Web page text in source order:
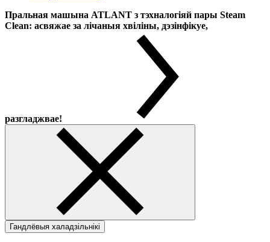
Пральная машына ATLANT з тэхналогіяй пары Steam
Clean: асвяжае за лічаныя хвіліны, дэзінфікуе,
разгладжвае!
Гандлёвыя халадзільнікі